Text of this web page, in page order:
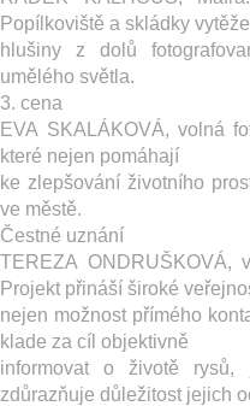
Popílkoviště a skládky
hlušiny z dolů
umělého světla.
3. cena
EVA SKALÁKOVÁ, volná
které nejen pomáhají
ke zlepšování životního
ve městě.
Čestné uznání
TEREZA ONDRUŠKOVÁ,
Projekt přináší široké
nejen možnost přímého
klade za cíl objektivně
informovat o životě
zdůrazňuje důležitost jejich